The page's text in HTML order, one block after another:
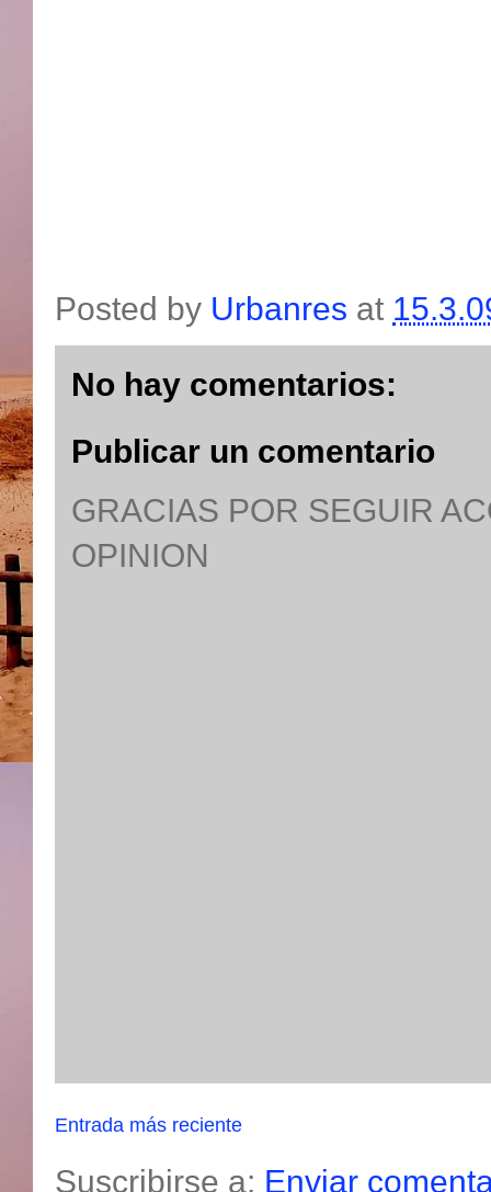
Posted by Urbanres at
No hay comentarios:
Publicar un comentario
GRACIAS POR SEGUIR
OPINION
Entrada más reciente
Suscribirse a: Enviar